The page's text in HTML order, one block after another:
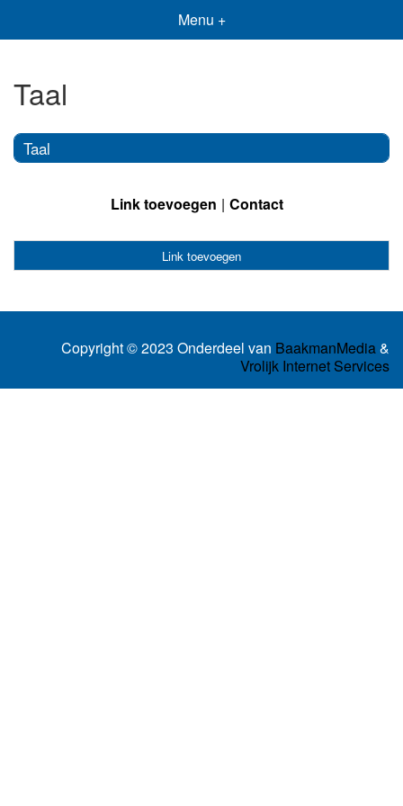
Menu +
Taal
Taal
Link toevoegen Contact
Link toevoegen
Copyright © 2023 Onderdeel van BaakmanMedia&
Vrolijk Internet Services